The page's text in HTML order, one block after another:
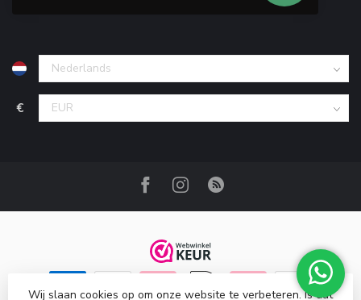
€
Wij slaan cookies op om onze website te verbeteren. Is dat